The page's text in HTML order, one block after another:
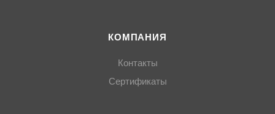
КОМПАНИЯ
Контакты
Сертификаты